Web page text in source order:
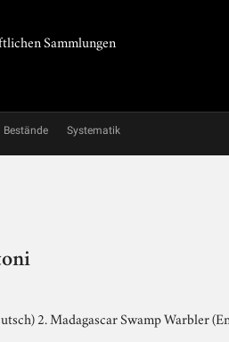
Sammlungen
Bestände Systematik
2. Madagascar Swamp Warbler